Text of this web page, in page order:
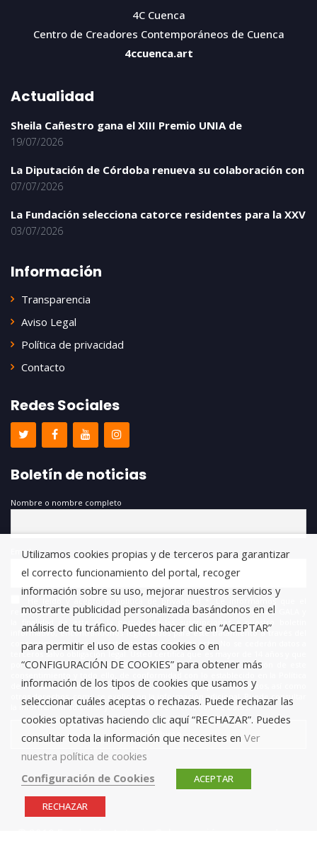
4C Cuenca
Centro de Creadores Contemporáneos de Cuenca
4ccuenca.art
Actualidad
Sheila Cañestro gana el XIII Premio UNIA de
19/07/2026
La Diputación de Córdoba renueva su colaboración con
07/07/2026
La Fundación selecciona catorce residentes para la XXV
03/07/2026
Información
Transparencia
Aviso Legal
Política de privacidad
Contacto
Redes Sociales
Boletín de noticias
Nombre o nombre completo
Email
He leído y acepto la política de privacidad *. Le informamos que el
responsable del tratamiento de estos datos es FUNDACIÓN ANTONIO GALA y
la finalidad de este es la gestión de las suscripciones a nuestro boletín
informativo, encontrándonos legitimados para este tratamiento a través del
consentimiento que nos está otorgando en este acto. No se cederán datos a
terceros salvo obligación legal. Usted certifica que es mayor de 14 años y que
por lo tanto posee la capacidad legal necesaria para la prestación de este
de Privacidad. Puede usted acceder, rectificar y suprimir los datos, así como
otros derechos, como se explica en la información adicional. Puede consultar
la información adicional y detallada sobre Protección de Datos.
Utilizamos cookies propias y de terceros para garantizar
el correcto funcionamiento del portal, recoger
información sobre su uso, mejorar nuestros servicios y
mostrarte publicidad personalizada basándonos en el
análisis de tu tráfico. Puedes hacer clic en “ACEPTAR”
para permitir el uso de estas cookies o en
“CONFIGURACIÓN DE COOKIES” para obtener más
información de los tipos de cookies que usamos y
seleccionar cuáles aceptas o rechazas. Puede rechazar las
cookies optativas haciendo clic aquí “RECHAZAR”. Puedes
consultar toda la información que necesites en Ver
nuestra política de cookies
Configuración de Cookies
ACEPTAR
RECHAZAR